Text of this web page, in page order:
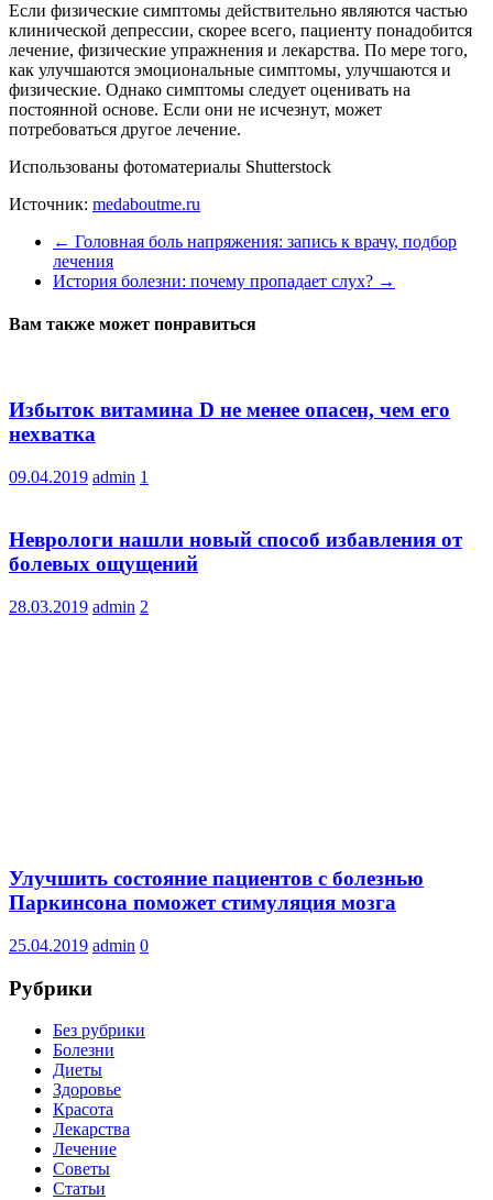
Если физические симптомы действительно являются частью
клинической депрессии, скорее всего, пациенту понадобится
лечение, физические упражнения и лекарства. По мере того,
как улучшаются эмоциональные симптомы, улучшаются и
физические. Однако симптомы следует оценивать на
постоянной основе. Если они не исчезнут, может
потребоваться другое лечение.
Использованы фотоматериалы Shutterstock
Источник: medaboutme.ru
← Головная боль напряжения: запись к врачу, подбор
лечения
История болезни: почему пропадает слух? →
Вам также может понравиться
Избыток витамина D не менее опасен, чем его
нехватка
09.04.2019 admin 1
Неврологи нашли новый способ избавления от
болевых ощущений
28.03.2019 admin 2
Улучшить состояние пациентов с болезнью
Паркинсона поможет стимуляция мозга
25.04.2019 admin 0
Рубрики
Без рубрики
Болезни
Диеты
Здоровье
Красота
Лекарства
Лечение
Советы
Статьи